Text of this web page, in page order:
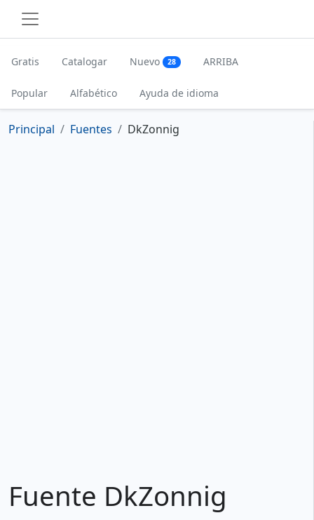
Gratis Catalogar Nuevo 28 ARRIBA
Popular Alfabético Ayuda de idioma
Principal Fuentes DkZonnig
Fuente DkZonnig